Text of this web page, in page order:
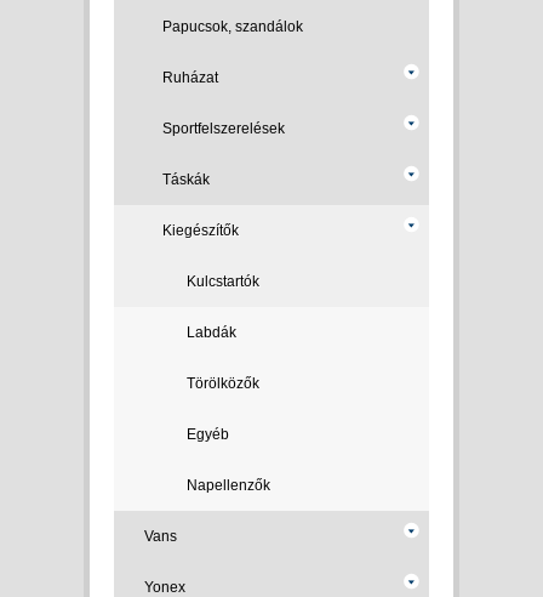
Papucsok, szandálok
Ruházat
Sportfelszerelések
Táskák
Kiegészítők
Kulcstartók
Labdák
Törölközők
Egyéb
Napellenzők
Vans
Yonex